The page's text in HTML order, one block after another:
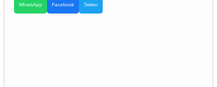
WhatsApp Facebook Twitter